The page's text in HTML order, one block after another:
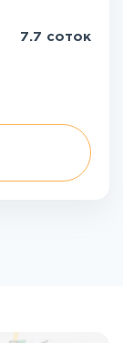
7.7 соток